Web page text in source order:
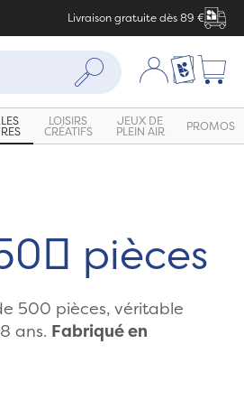
Livraison gratuite dès 89 €
Rechercher Mon compte
Ma liste
LOISIRS
CRÉATIFS
JEUX DE
PLEIN AIR PROMOS
pièces
500 pièces, véritable
ans. Fabriqué en